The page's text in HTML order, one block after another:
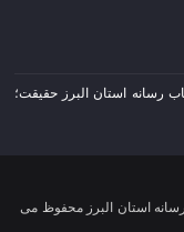
رسانه استان البرز حقیقت؛
استان البرز محفوظ می